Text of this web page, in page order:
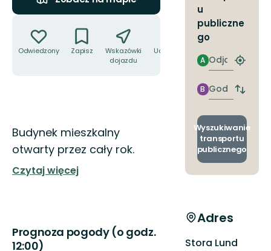
Odwiedzony Zapisz
Wskazówki
dojazdu
Udostępnij
Opis
Budynek mieszkalny
otwarty przez cały rok.
Czytaj więcej
Prognoza pogody (o godz.
12:00)
u
publiczne
go
Odjazd
A
Znajdź
Godzinie
przyjazdu
B
Zmiana
i
Wyszukiwanie
transportu
publicznego
Adres
Stora Lund